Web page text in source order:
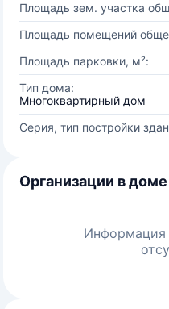
Площадь зем. участка
Площадь помещений
Площадь парковки, м²:
Тип дома:
Многоквартирный дом
Серия, тип постройки
Организации в доме
Информация